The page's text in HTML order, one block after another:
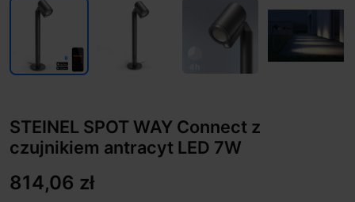
STEINEL SPOT WAY Connect z
czujnikiem antracyt LED 7W
814,06 zł